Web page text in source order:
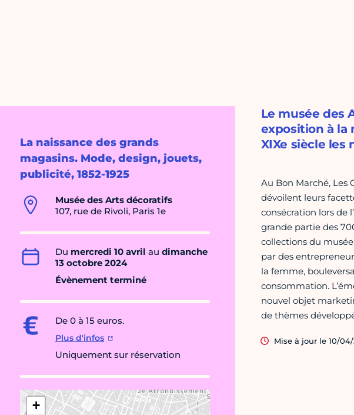
La naissance des grands
magasins. Mode, design, jouets,
publicité, 1852-1925
Musée des Arts décoratifs
107, rue de Rivoli, Paris 1e
Du mercredi 10 avril au dimanche
13 octobre 2024
Évènement terminé
De 0 à 15 euros.
Plus d'infos
Uniquement sur réservation
+
Le musée des
exposition à la
XIXe siècle
Au Bon Marché, Les
dévoilent leurs
consécration lors de
grande partie des
collections du
par des
la femme,
consommation.
nouvel objet
de thèmes
Mise à jour le 10/